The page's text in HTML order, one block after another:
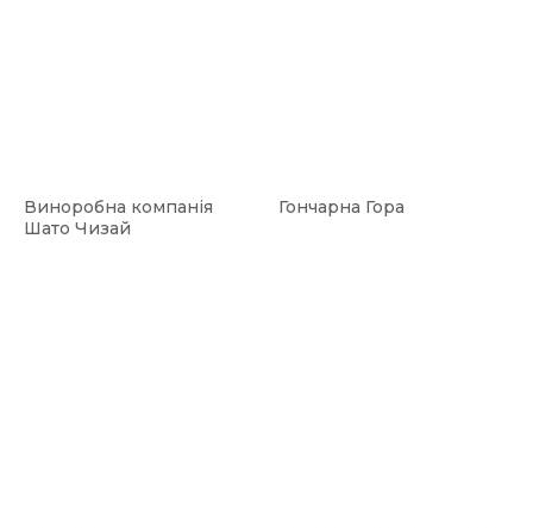
Виноробна компанія
Шато Чизай
Гончарна Гора